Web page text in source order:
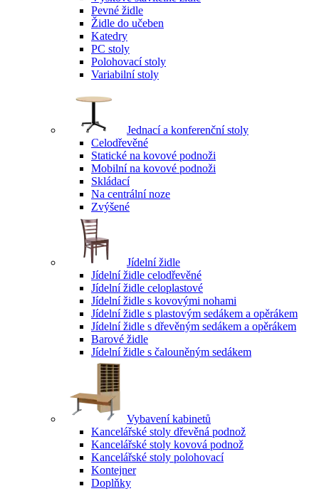
Pevné židle
Židle do učeben
Katedry
PC stoly
Polohovací stoly
Variabilní stoly
Jednací a konferenční stoly
Celodřevěné
Statické na kovové podnoži
Mobilní na kovové podnoži
Skládací
Na centrální noze
Zvýšené
Jídelní židle
Jídelní židle celodřevěné
Jídelní židle celoplastové
Jídelní židle s kovovými nohami
Jídelní židle s plastovým sedákem a opěrákem
Jídelní židle s dřevěným sedákem a opěrákem
Barové židle
Jídelní židle s čalouněným sedákem
Vybavení kabinetů
Kancelářské stoly dřevěná podnož
Kancelářské stoly kovová podnož
Kancelářské stoly polohovací
Kontejner
Doplňky